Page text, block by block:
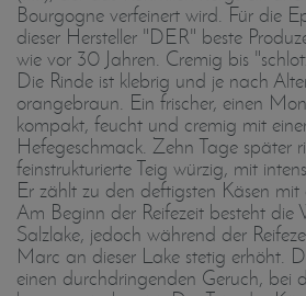
Bourgogne verfeinert wird. Für die
dieser Hersteller "DER" beste
wie vor 30 Jahren. Cremig bis
Die Rinde ist klebrig und je nach
orangebraun. Ein frischer, einen
kompakt, feucht und cremig mit
Hefegeschmack. Zehn Tage später
feinstrukturierte Teig würzig, mit
Er zählt zu den deftigsten Käsen mit
Am Beginn der Reifezeit besteht die
Salzlake, jedoch während der
Marc an dieser Lake stetig erhöht.
einen durchdringenden Geruch, bei